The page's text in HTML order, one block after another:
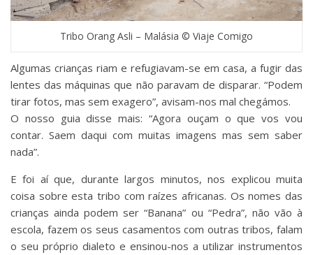
Tribo Orang Asli – Malásia © Viaje Comigo
Algumas crianças riam e refugiavam-se em casa, a fugir das
lentes das máquinas que não paravam de disparar. “Podem
tirar fotos, mas sem exagero”, avisam-nos mal chegámos.
O nosso guia disse mais: “Agora ouçam o que vos vou
contar. Saem daqui com muitas imagens mas sem saber
nada”.
E foi aí que, durante largos minutos, nos explicou muita
coisa sobre esta tribo com raízes africanas. Os nomes das
crianças ainda podem ser “Banana” ou “Pedra”, não vão à
escola, fazem os seus casamentos com outras tribos, falam
o seu próprio dialeto e ensinou-nos a utilizar instrumentos